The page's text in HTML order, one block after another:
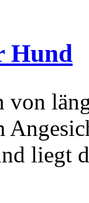
Hund
von
liegt